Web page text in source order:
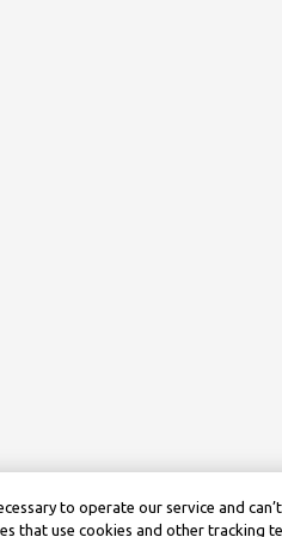
to operate our service and
that use cookies and other tracking